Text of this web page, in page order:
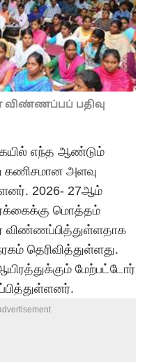
விண்ணப்பப் பதிவு
எந்த ஆண்டும்
கணிசமான அளவு
2026- 27ஆம்
மொத்தம்
விண்ணப்பித்துள்ளதாக
தெரிவித்துள்ளது.
மேற்பட்டோர்